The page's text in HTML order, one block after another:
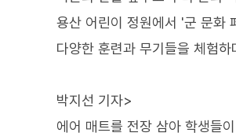
용산 어린이 정원에서 '군 문화
다양한 훈련과 무기들을 체험
박지선 기자>
에어 매트를 전장 삼아 학생들